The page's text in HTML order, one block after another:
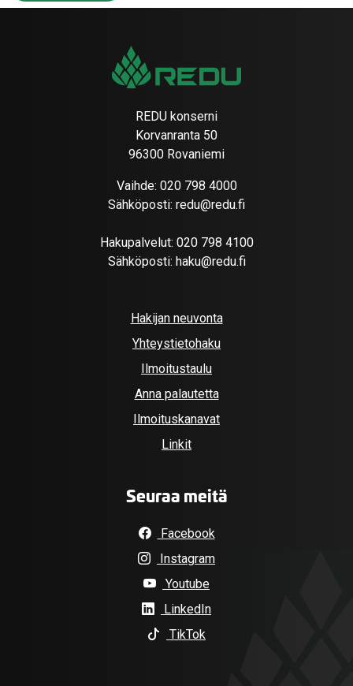
REDU konserni
Korvanranta 50
96300 Rovaniemi
Vaihde: 020 798 4000
Sähköposti: redu@redu.fi
Hakupalvelut: 020 798 4100
Sähköposti: haku@redu.fi
Hakijan neuvonta
Yhteystietohaku
Ilmoitustaulu
Anna palautetta
Ilmoituskanavat
Linkit
Seuraa meitä
Facebook
Instagram
Youtube
LinkedIn
TikTok